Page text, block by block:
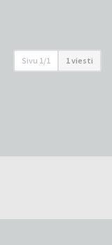
Sivu 1/1 1 viesti